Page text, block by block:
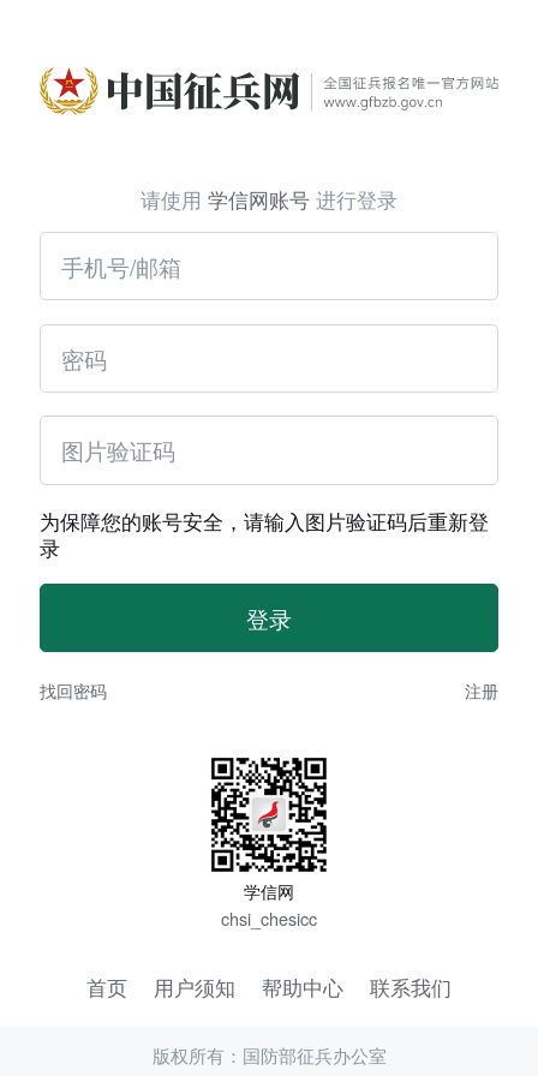
请使用 学信网账号 进行登录
为保障您的账号安全，请输入图片验证码后重新登
录
找回密码 注册
学信网
chsi_chesicc
首页 用户须知 帮助中心 联系我们
版权所有：国防部征兵办公室